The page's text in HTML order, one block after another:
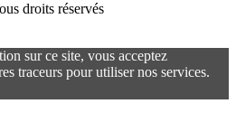
droits réservés
sur ce site, vous acceptez
traceurs pour utiliser nos services.